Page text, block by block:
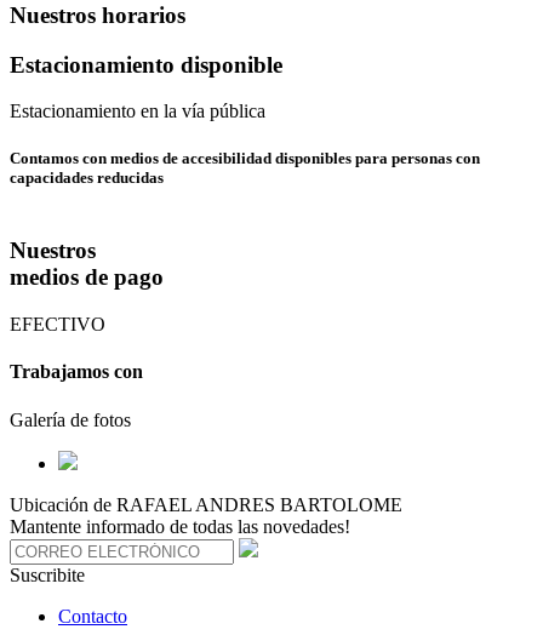
Nuestros horarios
Estacionamiento disponible
Estacionamiento en la vía pública
Contamos con medios de accesibilidad disponibles para personas con
capacidades reducidas
Nuestros
medios de pago
EFECTIVO
Trabajamos con
Galería de fotos
Ubicación de RAFAEL ANDRES BARTOLOME
Mantente informado de todas las novedades!
Suscribite
Contacto